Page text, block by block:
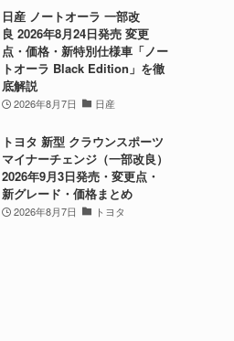
日産 ノートオーラ 一部改
良 2026年8月24日発売 変更
点・価格・新特別仕様車「ノー
トオーラ Black Edition」を徹
底解説
2026年8月7日 日産
トヨタ 新型 クラウンスポーツ
マイナーチェンジ（一部改良）
2026年9月3日発売・変更点・
新グレード・価格まとめ
2026年8月7日 トヨタ